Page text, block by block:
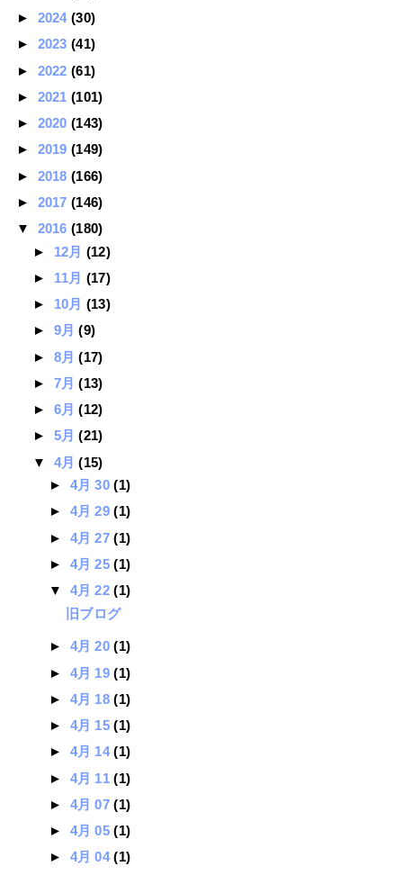
► 2024(30)
► 2023(41)
► 2022(61)
► 2021(101)
► 2020(143)
► 2019(149)
► 2018(166)
► 2017(146)
▼ 2016(180)
► 12月 (12)
► 11月 (17)
► 10月 (13)
► 9月(9)
► 8月(17)
► 7月(13)
► 6月(12)
► 5月(21)
▼ 4月(15)
► 4月 30(1)
► 4月 29(1)
► 4月 27(1)
► 4月 25(1)
▼ 4月 22(1)
旧ブログ
► 4月 20(1)
► 4月 19(1)
► 4月 18(1)
► 4月 15(1)
► 4月 14(1)
► 4月 11(1)
► 4月 07(1)
► 4月 05(1)
► 4月 04(1)